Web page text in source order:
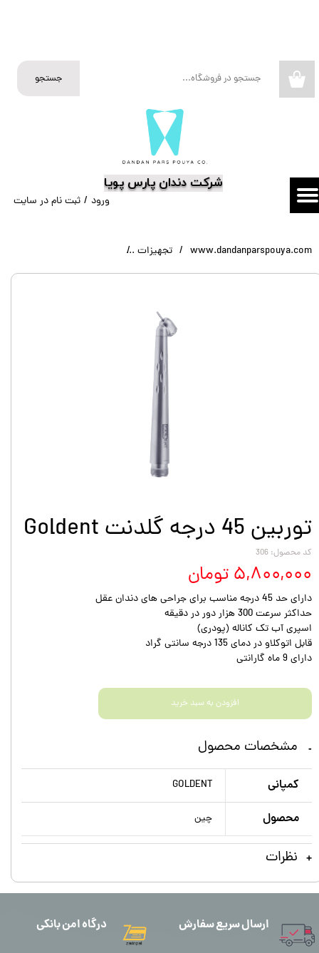
​شرکت دندان پارس پویا
جستجو
ورود / ثبت نام در سایت
تغییر گذر واژه
سفارشات
www.dandanparspouya.com تجهیزات
توربین 45 درجه گلدنت Goldent
کد محصول: 306
۵,۸۰۰,۰۰۰ تومان
دارای حد 45 درجه مناسب برای جراحی های دندان عقل
حداکثر سرعت 300 هزار دور در دقیقه
اسپری آب تک کاناله (پودری)
قابل اتوکلاو در دمای 135 درجه سانتی گراد
دارای 9 ماه گارانتی
افزودن به سبد خرید
مشخصات محصول
کمپانی GOLDENT
محصول چین
نظرات
ارسال سریع سفارش درگاه امن بانکی